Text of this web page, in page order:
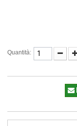
Quantità: